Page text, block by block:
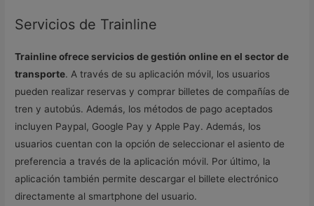
Servicios de Trainline
Trainline ofrece servicios de gestión online en el sector de
transporte. A través de su aplicación móvil, los usuarios
pueden realizar reservas y comprar billetes de compañías de
tren y autobús. Además, los métodos de pago aceptados
incluyen Paypal, Google Pay y Apple Pay. Además, los
usuarios cuentan con la opción de seleccionar el asiento de
preferencia a través de la aplicación móvil. Por último, la
aplicación también permite descargar el billete electrónico
directamente al smartphone del usuario.